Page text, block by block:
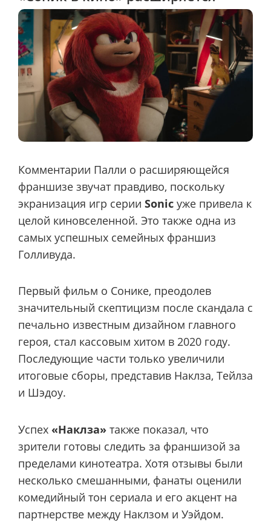
Комментарии Палли о расширяющейся
франшизе звучат правдиво, поскольку
экранизация игр серии Sonic уже привела к
целой киновселенной. Это также одна из
самых успешных семейных франшиз
Голливуда.
Первый фильм о Сонике, преодолев
значительный скептицизм после скандала с
печально известным дизайном главного
героя, стал кассовым хитом в 2020 году.
Последующие части только увеличили
итоговые сборы, представив Наклза, Тейлза
и Шэдоу.
Успех «Наклза» также показал, что
зрители готовы следить за франшизой за
пределами кинотеатра. Хотя отзывы были
несколько смешанными, фанаты оценили
комедийный тон сериала и его акцент на
партнерстве между Наклзом и Уэйдом.